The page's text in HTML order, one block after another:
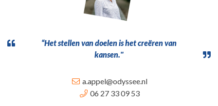
“Het stellen van doelen is het creëren van
kansen."
a.appel@odyssee.nl
06 27 33 09 53